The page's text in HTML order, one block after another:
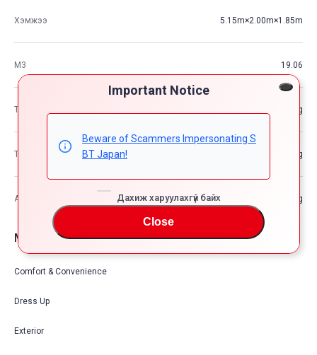
Important Notice
Beware of Scammers Impersonating S
BT Japan!
Дахиж харуулахгүй байх
Close
Хэмжээ 5.15m×2.00m×1.85m
М3 19.06
Тээврийн хэрэгслийн жин —kg
Тээврийн хэрэгслийн нийт жин —kg
Ачааны хамгийн өндөр хүчин чадал —kg
Машины тоноглол опшион
Comfort & Convenience
Dress Up
Exterior